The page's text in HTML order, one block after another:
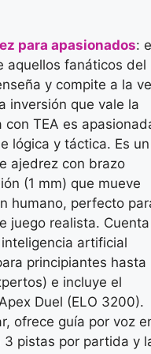
para apasionados:
aquellos fanáticos del
y compite a la
inversión que vale la
con TEA es
lógica y táctica. Es un
ajedrez con brazo
(1 mm) que mueve
humano, perfecto
juego realista. Cuenta
artificial
principiantes hasta
e incluye el
Duel (ELO 3200).
ofrece guía por voz
pistas por partida y